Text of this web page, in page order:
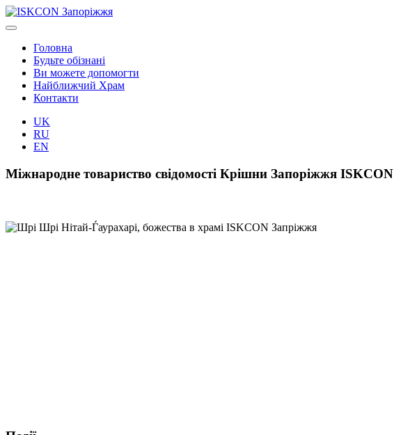
Головна
Будьте обізнані
Ви можете допомогти
Найближчий Храм
Контакти
UK
RU
EN
Міжнародне товариство свідомості Крішни Запоріжжя ISKCON